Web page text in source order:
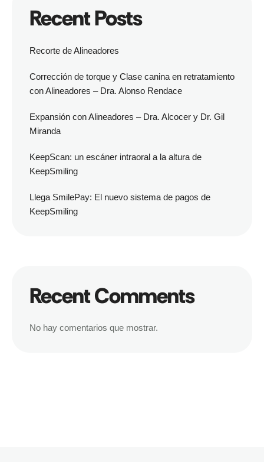
Recent Posts
Recorte de Alineadores
Corrección de torque y Clase canina en retratamiento
con Alineadores – Dra. Alonso Rendace
Expansión con Alineadores – Dra. Alcocer y Dr. Gil
Miranda
KeepScan: un escáner intraoral a la altura de
KeepSmiling
Llega SmilePay: El nuevo sistema de pagos de
KeepSmiling
Recent Comments
No hay comentarios que mostrar.